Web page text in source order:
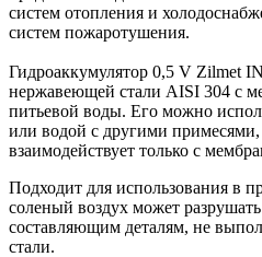
систем отопления и
систем пожаротушения.
Гидроаккумулятор 0,5 V Zilmet
нержавеющей стали AISI 304 с
питьевой воды. Его можно
или водой с другими примесями,
взаимодействует только с
Подходит для использования в
соленый воздух может
составляющим деталям, не
стали.